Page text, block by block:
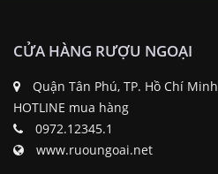
CỬA HÀNG RƯỢU NGOẠI
Quận Tân Phú, TP. Hồ Chí Minh
HOTLINE mua hàng
0972.12345.1
www.ruoungoai.net